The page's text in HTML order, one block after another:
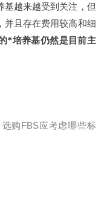
基越来越受到关注，但
并且存在费用较高和细
*培养基仍然是目前主
购FBS应考虑哪些标